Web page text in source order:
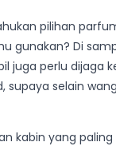
pilihan
gunakan? Di
juga perlu dijaga
supaya selain
kabin yang